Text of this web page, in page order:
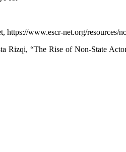
https://www.escr-net.org/resources/
Rizqi, “The Rise of Non-State